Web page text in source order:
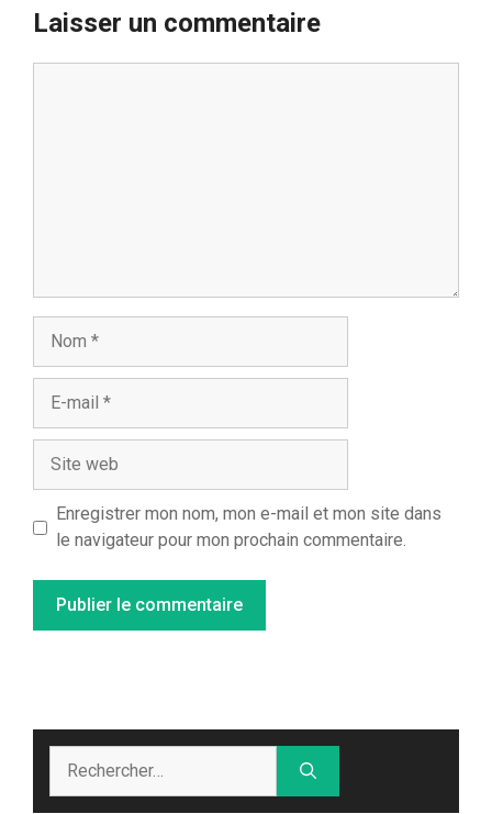
Laisser un commentaire
mail
web
Enregistrer mon nom, mon e-mail et mon site dans
le navigateur pour mon prochain commentaire.